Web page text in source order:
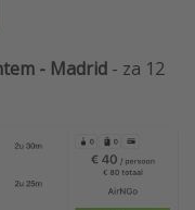
- Madrid - za 12